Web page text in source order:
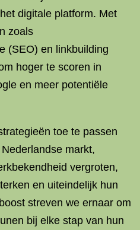
digitale platform. Met
zoals
(SEO) en linkbuilding
hoger te scoren in
en meer potentiële
toe te passen
markt,
vergroten,
en uiteindelijk hun
streven we ernaar om
bij elke stap van hun